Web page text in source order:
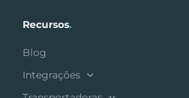
Recursos.
Blog
Integrações